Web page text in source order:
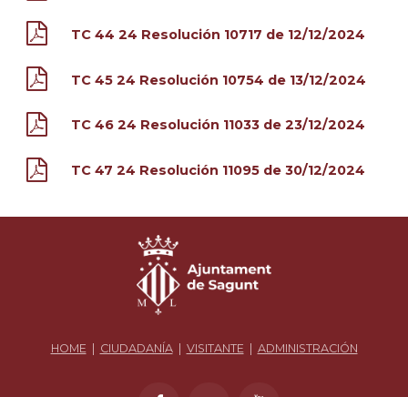
TC 44 24 Resolución 10717 de 12/12/2024
TC 45 24 Resolución 10754 de 13/12/2024
TC 46 24 Resolución 11033 de 23/12/2024
TC 47 24 Resolución 11095 de 30/12/2024
HOME| CIUDADANÍA| VISITANTE| ADMINISTRACIÓN